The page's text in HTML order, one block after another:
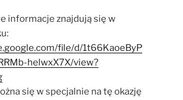
informacje znajdują się w
file/d/1t66KaoeByP
helwxX7X/view?
się w specjalnie na tę okazję